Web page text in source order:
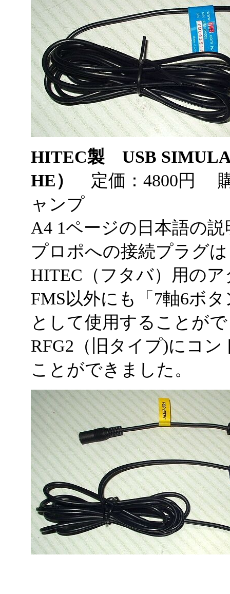
HITEC製 USB
HE）
定価：4800円
ャンプ
A4 1ページの日本語の
プロポへの接続プラグ
HITEC（フタバ）用の
FMS以外にも「7軸6ボ
として使用することが
RFG2（旧タイプ)にコ
ことができました。